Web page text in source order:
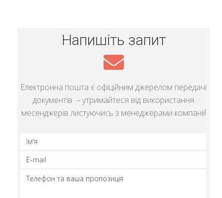
Напишіть запит
Електронна пошта є офіційним джерелом передачі
документів – утримайтеся від використання
месенджерів листуючись з менеджерами компанії!